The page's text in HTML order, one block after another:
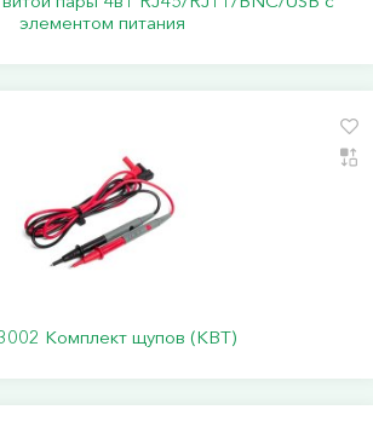
элементом питания
Комплект щупов (КВТ)